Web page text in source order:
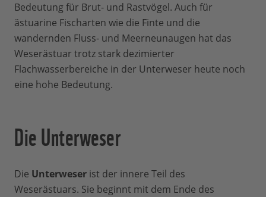
Bedeutung für Brut- und Rastvögel. Auch für
ästuarine Fischarten wie die Finte und die
wandernden Fluss- und Meerneunaugen hat das
Weserästuar trotz stark dezimierter
Flachwasserbereiche in der Unterweser heute noch
eine hohe Bedeutung.
Die Unterweser
Die Unterweser ist der innere Teil des
Weserästuars. Sie beginnt mit dem Ende des